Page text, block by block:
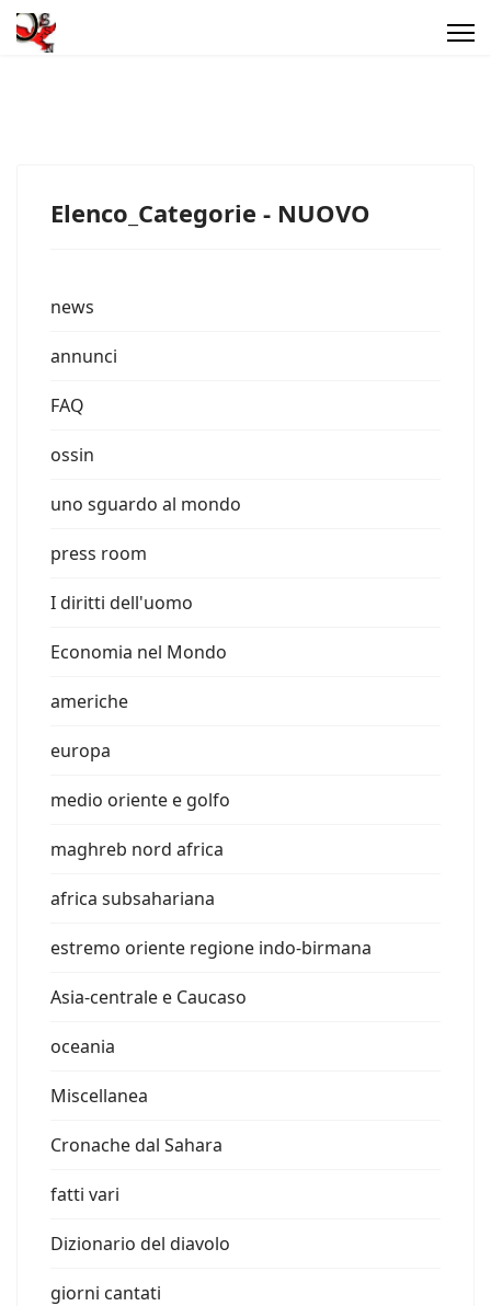
Elenco_Categorie - NUOVO
news
annunci
FAQ
ossin
uno sguardo al mondo
press room
I diritti dell'uomo
Economia nel Mondo
americhe
europa
medio oriente e golfo
maghreb nord africa
africa subsahariana
estremo oriente regione indo-birmana
Asia-centrale e Caucaso
oceania
Miscellanea
Cronache dal Sahara
fatti vari
Dizionario del diavolo
giorni cantati